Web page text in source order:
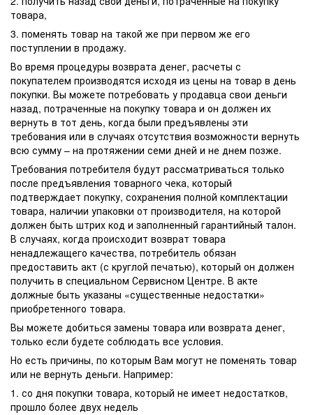
товара,
3. поменять товар на такой же при первом же его
поступлении в продажу.
Во время процедуры возврата денег, расчеты с
покупателем производятся исходя из цены на товар в день
покупки. Вы можете потребовать у продавца свои деньги
назад, потраченные на покупку товара и он должен их
вернуть в тот день, когда были предъявлены эти
требования или в случаях отсутствия возможности вернуть
всю сумму – на протяжении семи дней и не днем позже.
Требования потребителя будут рассматриваться только
после предъявления товарного чека, который
подтверждает покупку, сохранения полной комплектации
товара, наличии упаковки от производителя, на которой
должен быть штрих код и заполненный гарантийный талон.
В случаях, когда происходит возврат товара
ненадлежащего качества, потребитель обязан
предоставить акт (с круглой печатью), который он должен
получить в специальном Сервисном Центре. В акте
должные быть указаны «существенные недостатки»
приобретенного товара.
Вы можете добиться замены товара или возврата денег,
только если будете соблюдать все условия.
Но есть причины, по которым Вам могут не поменять товар
или не вернуть деньги. Например:
1. со дня покупки товара, который не имеет недостатков,
прошло более двух недель